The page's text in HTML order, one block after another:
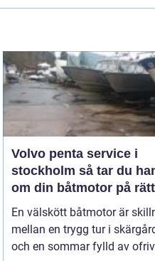
Volvo penta service i
stockholm så tar du hand
om din båtmotor på
En välskött båtmotor är
mellan en trygg tur i
och en sommar fylld av